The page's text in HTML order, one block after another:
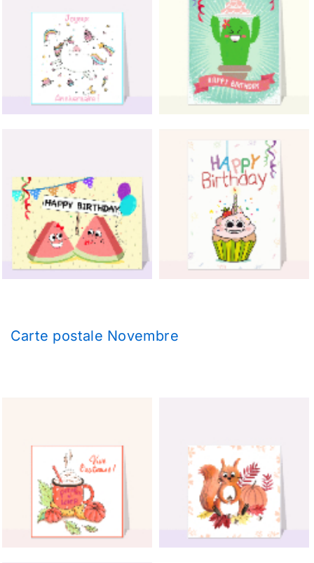
Carte postale Novembre